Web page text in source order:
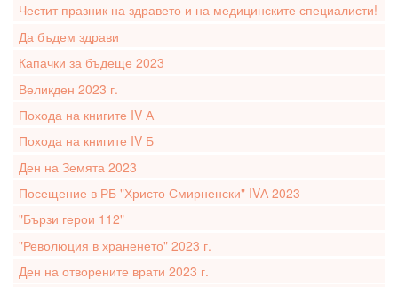
Честит празник на здравето и на медицинските специалисти!
Да бъдем здрави
Капачки за бъдеще 2023
Великден 2023 г.
Похода на книгите IV А
Похода на книгите IV Б
Ден на Земята 2023
Посещение в РБ "Христо Смирненски" IVА 2023
"Бързи герои 112"
"Революция в храненето" 2023 г.
Ден на отворените врати 2023 г.